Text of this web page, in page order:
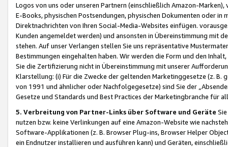
Logos von uns oder unseren Partnern (einschließlich Amazon-
E-Books, physischen Postsendungen, physischen Dokumenten oder in
Direktnachrichten von Ihren Social-Media-Websites einfügen.
Kunden angemeldet werden) und ansonsten in Übereinstimmung mit
stehen. Auf unser Verlangen stellen Sie uns repräsentative
Bestimmungen eingehalten haben. Wir werden die Form und den
Sie die Zertifizierung nicht in Übereinstimmung mit unserer
Klarstellung: (i) Für die Zwecke der geltenden Marketinggesetze (z. B.
von 1991 und ähnlicher oder Nachfolgegesetze) sind Sie der
Gesetze und Standards und Best Practices der Marketingbranche für
5. Verbreitung von Partner-Links über Software und Geräte
nutzen bzw. keine Verlinkungen auf eine Amazon-Website wie
Software-Applikationen (z. B. Browser Plug-ins, Browser Helper
ein Endnutzer installieren und ausführen kann) und Geräten,